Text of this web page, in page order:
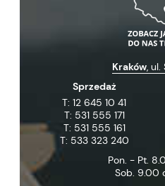
Kraków ,
Sprzedaż
T:12 645 10 41
T: 531 555 171
T: 531 555 161
T: 533 323 240
Pon. - Pt.
Sob. 9.00